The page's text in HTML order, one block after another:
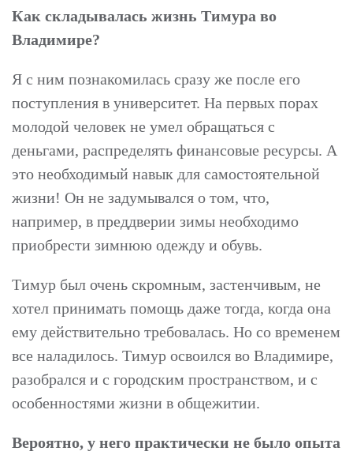
Как складывалась жизнь Тимура во
Владимире?
Я с ним познакомилась сразу же после его
поступления в университет. На первых порах
молодой человек не умел обращаться с
деньгами, распределять финансовые ресурсы. А
это необходимый навык для самостоятельной
жизни! Он не задумывался о том, что,
например, в преддверии зимы необходимо
приобрести зимнюю одежду и обувь.
Тимур был очень скромным, застенчивым, не
хотел принимать помощь даже тогда, когда она
ему действительно требовалась. Но со временем
все наладилось. Тимур освоился во Владимире,
разобрался и с городским пространством, и с
особенностями жизни в общежитии.
Вероятно, у него практически не было опыта